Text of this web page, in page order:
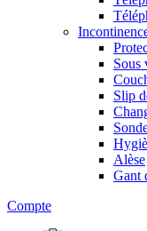
Sous
Slip
Alèse
Gant
Compte